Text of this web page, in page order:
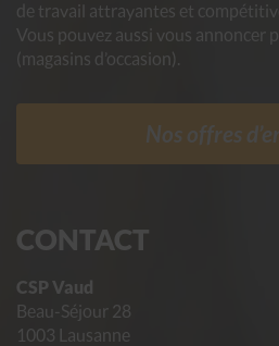
de travail attrayantes et
Vous pouvez aussi vous annoncer
(magasins d’occasion).
Nos offres
CONTACT
CSP Vaud
Beau-Séjour 28
1003 Lausanne